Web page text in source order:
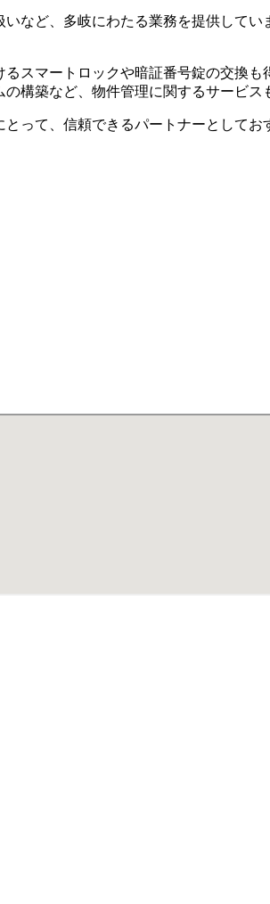
など、多岐にわたる業務を提供して
スマートロックや暗証番号錠の交換
構築など、物件管理に関するサービス
って、信頼できるパートナーとしてお